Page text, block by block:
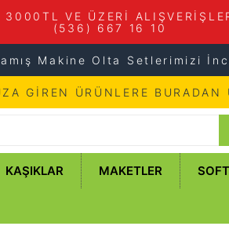
VE ÜZERİ
(536) 667 16 10
Makine Olta Setlerimizi
GİREN ÜRÜNLERE
KAŞIKLAR MAKETLER